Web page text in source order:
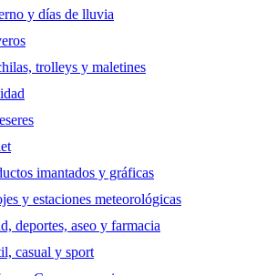
y días de lluvia
trolleys y maletines
imantados y gráficas
y estaciones meteorológicas
deportes, aseo y farmacia
casual y sport